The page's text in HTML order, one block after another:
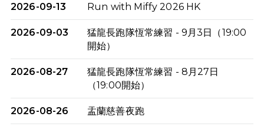
2026-09-13 Run with Miffy 2026 HK
2026-09-03
猛龍長跑隊恆常練習 - 9月3日（19:00
開始）
2026-08-27
猛龍長跑隊恆常練習 - 8月27日
（19:00開始）
2026-08-26 盂蘭慈善夜跑